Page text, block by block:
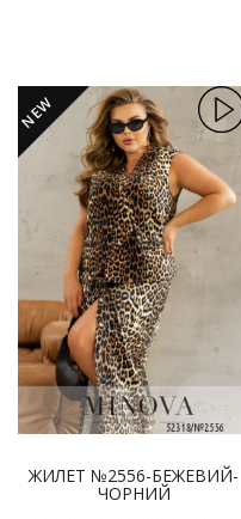
NEW
ЖИЛЕТ №2556-БЕЖЕВИЙ-
ЧОРНИЙ